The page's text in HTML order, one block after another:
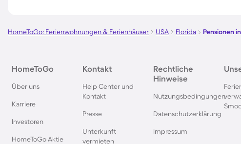
Pensionen in Bayern Pensionen in Wien
Pensionen in der Eifel Pensionen in
Pensionen im Sauerland
HomeToGo: Ferienwohnungen & Ferienhäuser USA Florida Pensionen
HomeToGo
Über uns
Karriere
Investoren
HomeToGo Aktie
Kontakt
Help Center und
Kontakt
Presse
Unterkunft
vermieten
Rechtliche
Hinweise
Nutzungsbedingungen
Datenschutzerklärung
Impressum